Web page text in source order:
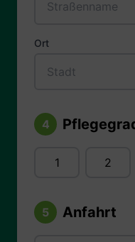
Ort
4
1 2
5 Anfahrt